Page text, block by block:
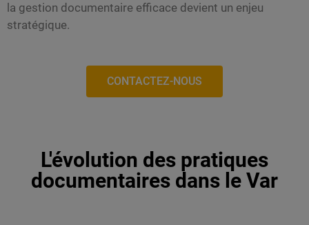
la gestion documentaire efficace devient un enjeu
stratégique.
CONTACTEZ-NOUS
L'évolution des pratiques
documentaires dans le Var